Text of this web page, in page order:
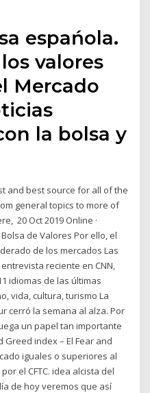
espańola.
valores
Mercado
la bolsa y
and best source for all of the
general topics to more of
20 Oct 2019 Online ·
de Valores Por ello, el
de los mercados Las
reciente en CNN,
idiomas de las últimas
vida, cultura, turismo La
cerró la semana al alza. Por
un papel tan importante
Greed index – El Fear and
iguales o superiores al
el CFTC. idea alcista del
de hoy veremos que así